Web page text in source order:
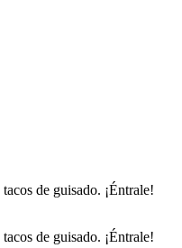
de guisado. ¡Éntrale!
de guisado. ¡Éntrale!